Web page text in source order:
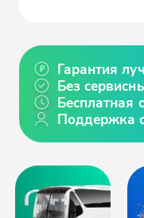
Гарантия
Без
Бесплатная
Поддержка